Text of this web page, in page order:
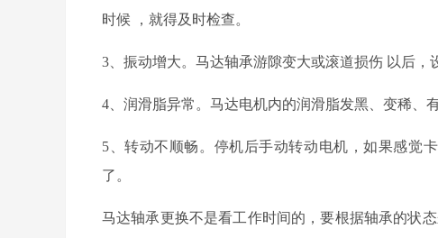
时候
， 就得及时检查。
3 、振动增大。马达轴承游隙变大或滚道损伤 以后
4 、润滑脂异常。马达电机内的润滑脂发黑、变稀、
5 、转动不顺畅 。 停机后手动转动电机，如果感觉
了。
马达轴承更换不是看工作时间的，要根据轴承的状